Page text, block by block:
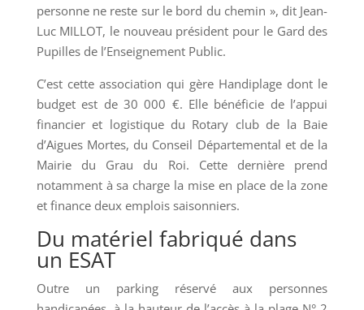
personne ne reste sur le bord du chemin », dit Jean-
Luc MILLOT, le nouveau président pour le Gard des
Pupilles de l’Enseignement Public.
C’est cette association qui gère Handiplage dont le
budget est de 30 000 €. Elle bénéficie de l’appui
financier et logistique du Rotary club de la Baie
d’Aigues Mortes, du Conseil Départemental et de la
Mairie du Grau du Roi. Cette dernière prend
notamment à sa charge la mise en place de la zone
et finance deux emplois saisonniers.
Du matériel fabriqué dans
un ESAT
Outre un parking réservé aux personnes